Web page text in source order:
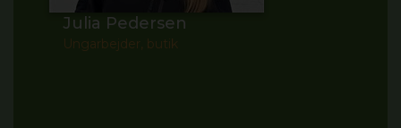
Julia Pedersen
Ungarbejder, butik